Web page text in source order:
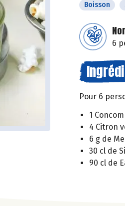
Boisson
6
Pour 6
1
4 Citron
6 g de
30 cl de
90 cl de